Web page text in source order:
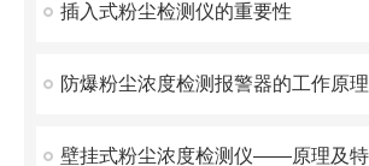
插入式粉尘检测仪的重要性
防爆粉尘浓度检测报警器的工作原理